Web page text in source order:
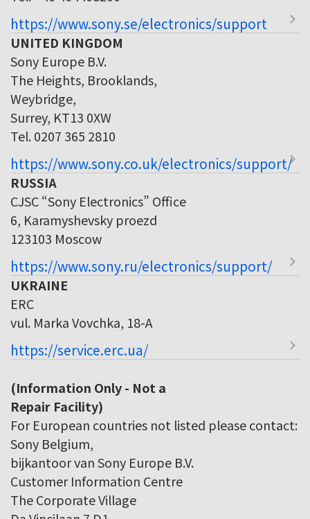
https://www.sony.se/electronics/support
UNITED KINGDOM
Sony Europe B.V.
The Heights, Brooklands,
Weybridge,
Surrey, KT13 0XW
Tel. 0207 365 2810
https://www.sony.co.uk/electronics/support/
RUSSIA
CJSC “Sony Electronics” Office
6, Karamyshevsky proezd
123103 Moscow
https://www.sony.ru/electronics/support/
UKRAINE
ERC
vul. Marka Vovchka, 18-A
https://service.erc.ua/
(Information Only - Not a
Repair Facility)
For European countries not listed please contact:
Sony Belgium,
bijkantoor van Sony Europe B.V.
Customer Information Centre
The Corporate Village